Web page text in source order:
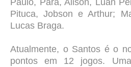
Paulo, Pará, Alison, Luan
Pituca, Jobson e Arthur;
Lucas Braga.
Atualmente, o Santos é o
pontos em 12 jogos.